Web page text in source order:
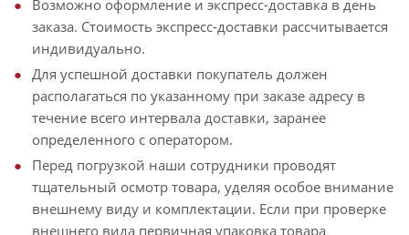
Возможно оформление и экспресс-доставка в день
заказа. Стоимость экспресс-доставки рассчитывается
индивидуально.
Для успешной доставки покупатель должен
располагаться по указанному при заказе адресу в
течение всего интервала доставки, заранее
определенного с оператором.
Перед погрузкой наши сотрудники проводят
тщательный осмотр товара, уделяя особое внимание
внешнему виду и комплектации. Если при проверке
внешнего вида первичная упаковка товара